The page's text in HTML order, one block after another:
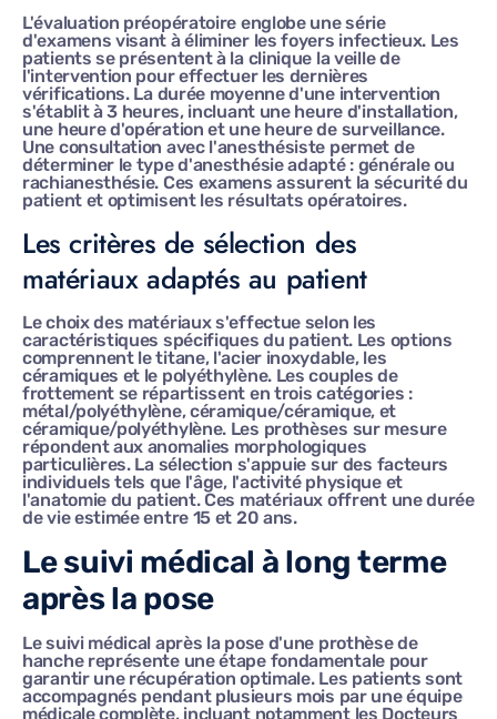
L'évaluation préopératoire englobe une série
d'examens visant à éliminer les foyers infectieux. Les
patients se présentent à la clinique la veille de
l'intervention pour effectuer les dernières
vérifications. La durée moyenne d'une intervention
s'établit à 3 heures, incluant une heure d'installation,
une heure d'opération et une heure de surveillance.
Une consultation avec l'anesthésiste permet de
déterminer le type d'anesthésie adapté : générale ou
rachianesthésie. Ces examens assurent la sécurité du
patient et optimisent les résultats opératoires.
Les critères de sélection des
matériaux adaptés au patient
Le choix des matériaux s'effectue selon les
caractéristiques spécifiques du patient. Les options
comprennent le titane, l'acier inoxydable, les
céramiques et le polyéthylène. Les couples de
frottement se répartissent en trois catégories :
métal/polyéthylène, céramique/céramique, et
céramique/polyéthylène. Les prothèses sur mesure
répondent aux anomalies morphologiques
particulières. La sélection s'appuie sur des facteurs
individuels tels que l'âge, l'activité physique et
l'anatomie du patient. Ces matériaux offrent une durée
de vie estimée entre 15 et 20 ans.
Le suivi médical à long terme
après la pose
Le suivi médical après la pose d'une prothèse de
hanche représente une étape fondamentale pour
garantir une récupération optimale. Les patients sont
accompagnés pendant plusieurs mois par une équipe
médicale complète, incluant notamment les Docteurs